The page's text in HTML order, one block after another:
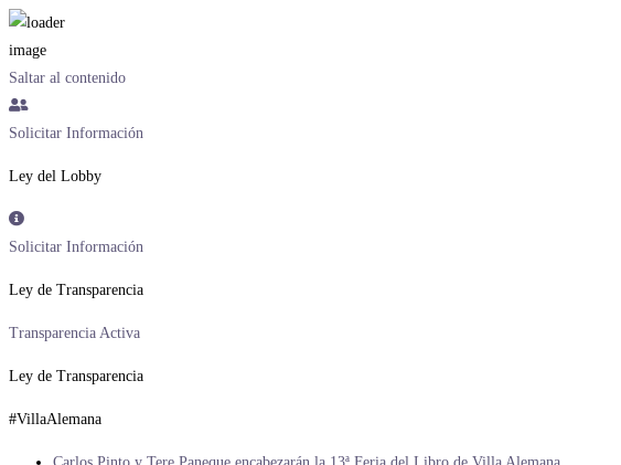
Saltar al contenido
Solicitar Información
Ley del Lobby
Solicitar Información
Ley de Transparencia
Transparencia Activa
Ley de Transparencia
#VillaAlemana